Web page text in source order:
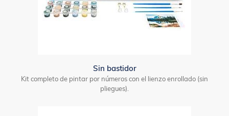
Sin bastidor
Kit completo de pintar por números con el lienzo enrollado (sin
pliegues).